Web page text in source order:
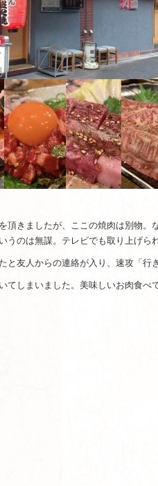
頂きましたが、ここの焼肉は別物
うのは無謀。テレビでも取り上げ
と友人からの連絡が入り、速攻「行
てしまいました。美味しいお肉食べ